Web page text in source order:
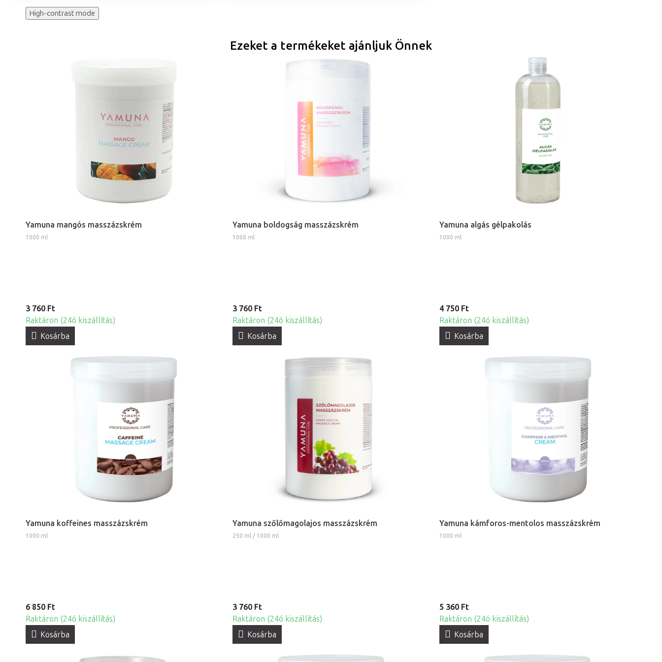
High-contrast mode
Ezeket a termékeket ajánljuk Önnek
Yamuna mangós masszázskrém
1000 ml
3 760 Ft
Raktáron (24ó kiszállítás)
Kosárba
Yamuna boldogság masszázskrém
1000 ml
3 760 Ft
Raktáron (24ó kiszállítás)
Kosárba
Yamuna algás gélpakolás
1000 ml
4 750 Ft
Raktáron (24ó kiszállítás)
Kosárba
Yamuna koffeines masszázskrém
1000 ml
6 850 Ft
Raktáron (24ó kiszállítás)
Kosárba
Yamuna szőlőmagolajos masszázskrém
250 ml / 1000 ml
3 760 Ft
Raktáron (24ó kiszállítás)
Kosárba
Yamuna kámforos-mentolos masszázskrém
1000 ml
5 360 Ft
Raktáron (24ó kiszállítás)
Kosárba